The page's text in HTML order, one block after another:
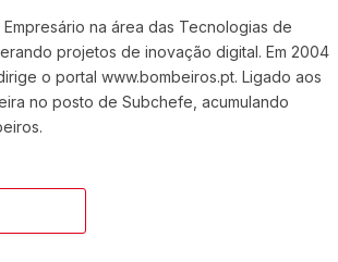
na área das Tecnologias de
projetos de inovação digital. Em 2004
o portal www.bombeiros.pt. Ligado aos
no posto de Subchefe, acumulando